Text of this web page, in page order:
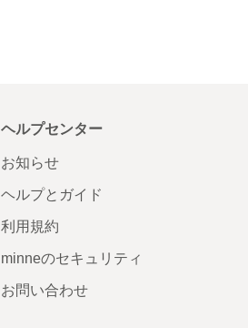
ヘルプセンター
お知らせ
ヘルプとガイド
利用規約
minneのセキュリティ
お問い合わせ